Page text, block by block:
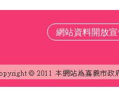
網站資料開放